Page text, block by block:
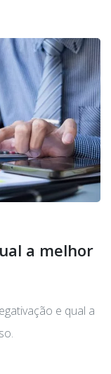
a melhor
e qual a